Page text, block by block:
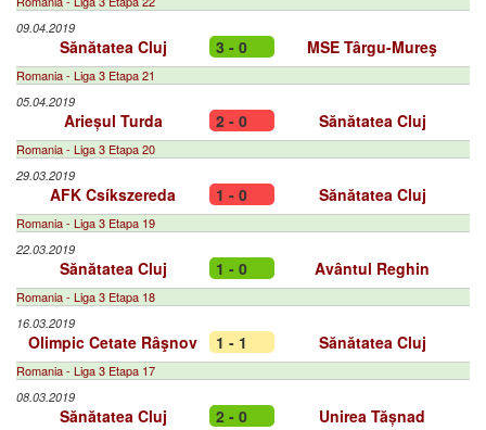
09.04.2019
Sănătatea Cluj 3 - 0 MSE Târgu-Mureş
Romania - Liga 3 Etapa 21
05.04.2019
Arieșul Turda 2 - 0 Sănătatea Cluj
Romania - Liga 3 Etapa 20
29.03.2019
AFK Csíkszereda 1 - 0 Sănătatea Cluj
Romania - Liga 3 Etapa 19
22.03.2019
Sănătatea Cluj 1 - 0 Avântul Reghin
Romania - Liga 3 Etapa 18
16.03.2019
Olimpic Cetate Râşnov 1 - 1 Sănătatea Cluj
Romania - Liga 3 Etapa 17
08.03.2019
Sănătatea Cluj 2 - 0 Unirea Tășnad